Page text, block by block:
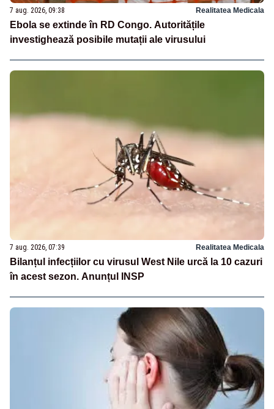
7 aug. 2026, 09:38 Realitatea Medicala
Ebola se extinde în RD Congo. Autoritățile
investighează posibile mutații ale virusului
7 aug. 2026, 07:39 Realitatea Medicala
Bilanțul infecțiilor cu virusul West Nile urcă la 10 cazuri
în acest sezon. Anunțul INSP